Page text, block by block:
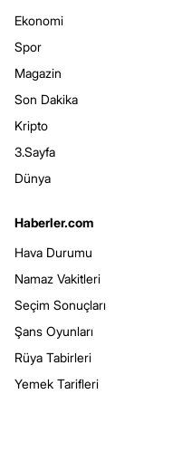
Ekonomi
Spor
Magazin
Son Dakika
Kripto
3.Sayfa
Dünya
Haberler.com
Hava Durumu
Namaz Vakitleri
Seçim Sonuçları
Şans Oyunları
Rüya Tabirleri
Yemek Tarifleri